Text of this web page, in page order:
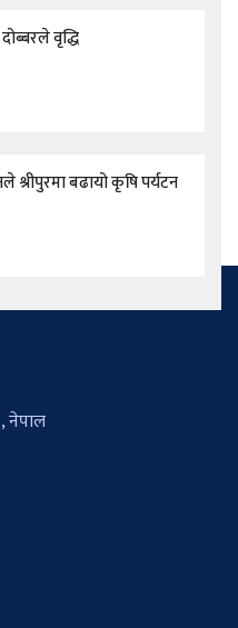
वृद्धि
श्रीपुरमा बढायो कृषि पर्यटन
नेपाल